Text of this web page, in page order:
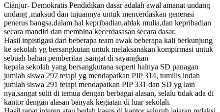
Cianjur- Demokratis Pendidikan dasar adalah awal amanat undang
undang ,maksud dan tujuannya untuk mencerdaskan generasi
penerus bangsa,dalam hal kepribadian,ahlak mulia,dan kepribadian
secara mandiri dan membina kecerdasasan secara dasar.
Hasil inpistigasi dari beberapa team awak beberapa kali berkunjung
ke sekolah yg bersangkutan untuk melaksanakan kompirmasi untuk
sebuah bahan pemberitaa ,sangat di sayangkan
kepala sekolah yang bersangkutana seperti halnya SD panagan
jumlah siswa 297 tetapi yg mendapatkan PIP 314, tumilis indah
jumlah siswa 291 tetapi mendapatkan PIP 331 dan SD yg lain
nya,sangat sulit di temua dengan berbagai alasan, selalu tidak ada di
kantor dengan alasan banyak kegiatan di luar sekolah.